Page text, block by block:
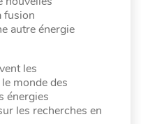
fusion
autre énergie
les
monde des
énergies
les recherches en